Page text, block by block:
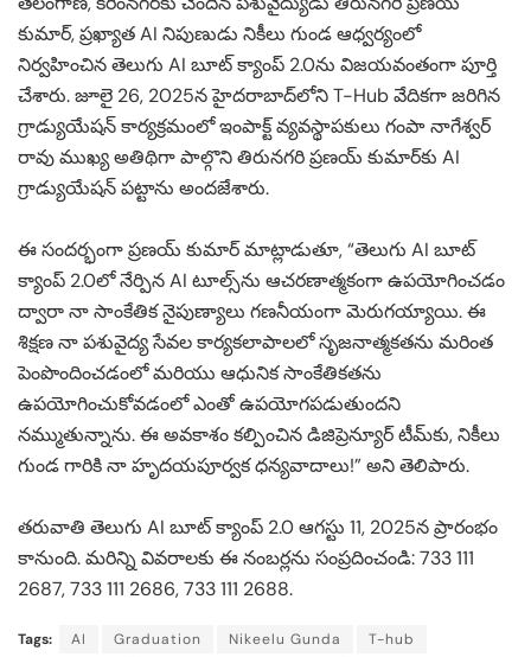
కుమార్, ప్రఖ్యాత AI నిపుణుడు నికీలు గుండ ఆధ్వర్యంలో
నిర్వహించిన తెలుగు AI బూట్ క్యాంప్ 2.0ను విజయవంతంగా పూర్తి
చేశారు. జూలై 26, 2025న హైదరాబాద్‌లోని T-Hub వేదికగా జరిగిన
గ్రాడ్యుయేషన్ కార్యక్రమంలో ఇంపాక్ట్ వ్యవస్థాపకులు గంపా నాగేశ్వర్
రావు ముఖ్య అతిథిగా పాల్గొని తిరునగరి ప్రణయ్ కుమార్‌కు AI
గ్రాడ్యుయేషన్ పట్టాను అందజేశారు.
ఈ సందర్భంగా ప్రణయ్ కుమార్ మాట్లాడుతూ, “తెలుగు AI బూట్
క్యాంప్ 2.0లో నేర్పిన AI టూల్స్‌ను ఆచరణాత్మకంగా ఉపయోగించడం
ద్వారా నా సాంకేతిక నైపుణ్యాలు గణనీయంగా మెరుగయ్యాయి. ఈ
శిక్షణ నా పశువైద్య సేవల కార్యకలాపాలలో సృజనాత్మకతను మరింత
పెంపొందించడంలో మరియు ఆధునిక సాంకేతికతను
ఉపయోగించుకోవడంలో ఎంతో ఉపయోగపడుతుందని
నమ్ముతున్నాను. ఈ అవకాశం కల్పించిన డిజిప్రెన్యూర్ టీమ్‌కు, నికీలు
గుండ గారికి నా హృదయపూర్వక ధన్యవాదాలు!” అని తెలిపారు.
తరువాతి తెలుగు AI బూట్ క్యాంప్ 2.0 ఆగస్టు 11, 2025న ప్రారంభం
కానుంది. మరిన్ని వివరాలకు ఈ నంబర్లను సంప్రదించండి: 733 111
2687, 733 111 2686, 733 111 2688.
Tags: AI Graduation Nikeelu Gunda
T-hub